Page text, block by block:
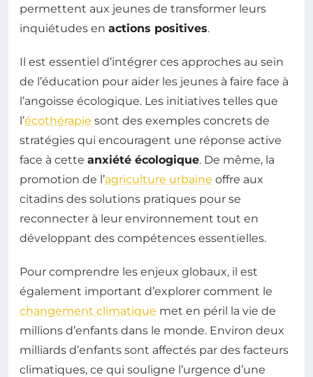
permettent aux jeunes de transformer leurs
inquiétudes en actions positives.
Il est essentiel d’intégrer ces approches au sein
de l’éducation pour aider les jeunes à faire face à
l’angoisse écologique. Les initiatives telles que
l’écothérapie sont des exemples concrets de
stratégies qui encouragent une réponse active
face à cette anxiété écologique. De même, la
promotion de l’agriculture urbaine offre aux
citadins des solutions pratiques pour se
reconnecter à leur environnement tout en
développant des compétences essentielles.
Pour comprendre les enjeux globaux, il est
également important d’explorer comment le
changement climatique met en péril la vie de
millions d’enfants dans le monde. Environ deux
milliards d’enfants sont affectés par des facteurs
climatiques, ce qui souligne l’urgence d’une